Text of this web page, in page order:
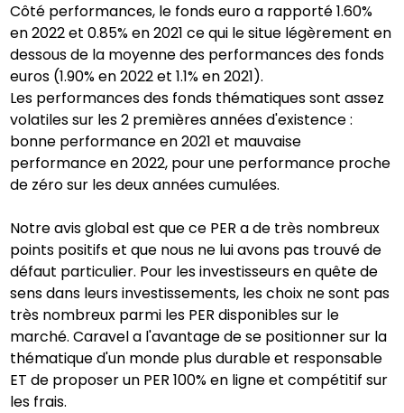
Côté performances, le fonds euro a rapporté 1.60%
en 2022 et 0.85% en 2021 ce qui le situe légèrement en
dessous de la moyenne des performances des fonds
euros (1.90% en 2022 et 1.1% en 2021).
Les performances des fonds thématiques sont assez
volatiles sur les 2 premières années d'existence :
bonne performance en 2021 et mauvaise
performance en 2022, pour une performance proche
de zéro sur les deux années cumulées.
Notre avis global est que ce PER a de très nombreux
points positifs et que nous ne lui avons pas trouvé de
défaut particulier. Pour les investisseurs en quête de
sens dans leurs investissements, les choix ne sont pas
très nombreux parmi les PER disponibles sur le
marché. Caravel a l'avantage de se positionner sur la
thématique d'un monde plus durable et responsable
ET de proposer un PER 100% en ligne et compétitif sur
les frais.